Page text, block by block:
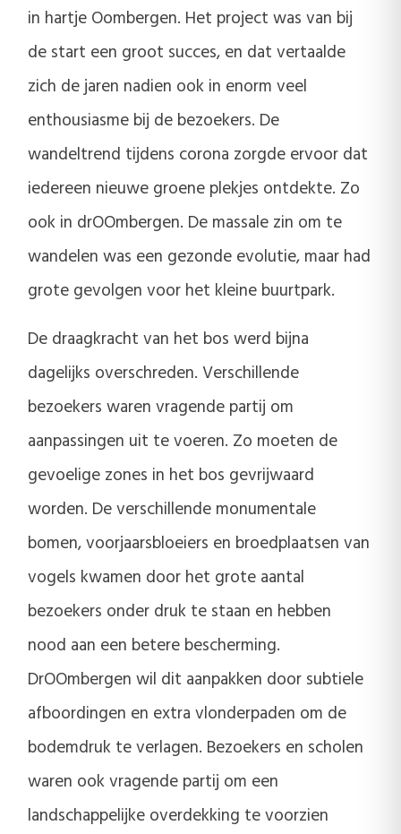
in hartje Oombergen. Het project was van bij
de start een groot succes, en dat vertaalde
zich de jaren nadien ook in enorm veel
enthousiasme bij de bezoekers. De
wandeltrend tijdens corona zorgde ervoor dat
iedereen nieuwe groene plekjes ontdekte. Zo
ook in drOOmbergen. De massale zin om te
wandelen was een gezonde evolutie, maar had
grote gevolgen voor het kleine buurtpark.
De draagkracht van het bos werd bijna
dagelijks overschreden. Verschillende
bezoekers waren vragende partij om
aanpassingen uit te voeren. Zo moeten de
gevoelige zones in het bos gevrijwaard
worden. De verschillende monumentale
bomen, voorjaarsbloeiers en broedplaatsen van
vogels kwamen door het grote aantal
bezoekers onder druk te staan en hebben
nood aan een betere bescherming.
DrOOmbergen wil dit aanpakken door subtiele
afboordingen en extra vlonderpaden om de
bodemdruk te verlagen. Bezoekers en scholen
waren ook vragende partij om een
landschappelijke overdekking te voorzien